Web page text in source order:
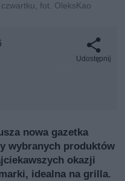
fot. OleksKao
Udostępnij
nowa gazetka
wybranych produktów
okazji
idealna na grilla.